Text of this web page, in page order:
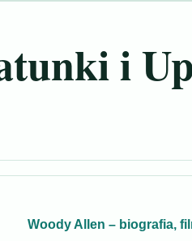
i
Woody Allen – biografia,